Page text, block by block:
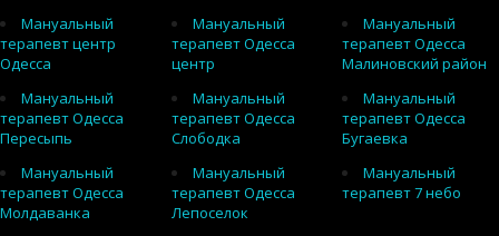
Мануальный
терапевт центр
Одесса
Мануальный
терапевт Одесса
центр
Мануальный
терапевт Одесса
Малиновский район
Мануальный
терапевт Одесса
Пересыпь
Мануальный
терапевт Одесса
Слободка
Мануальный
терапевт Одесса
Бугаевка
Мануальный
терапевт Одесса
Молдаванка
Мануальный
терапевт Одесса
Лепоселок
Мануальный
терапевт 7 небо